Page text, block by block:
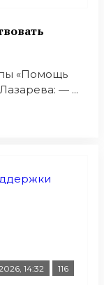
«Помощь
— ...
14:32 116